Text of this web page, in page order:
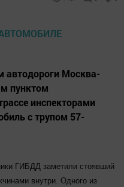
автодороги Москва-
пунктом
инспекторами
с трупом 57-
ГИБДД заметили стоявший
внутри. Одного из